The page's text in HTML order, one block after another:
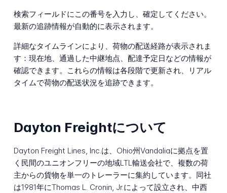
検索フィールドにこの番号を入力し、確定してください。
最新の追跡情報が自動的に表示されます。
詳細なタイムラインにより、荷物の配送経路が表示されま
す：現在地、通過した中継地点、配達予定日などの情報が
確認できます。これらの情報は各段階で更新され、リアル
タイムで荷物の配送状況を追跡できます。
Dayton Freightについて
Dayton Freight Lines, Inc.は、Ohio州Vandaliaに拠点を置
く民間のユニオンフリーの地域LTL輸送会社で、複数の荷
主からの貨物を単一のトレーラーに集約しています。同社
は1981年にThomas L. Cronin, Jr.によって設立され、中西